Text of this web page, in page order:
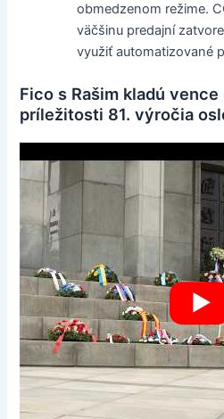
obmedzenom režime.
väčšinu predajní
využiť automatizované
Fico s Rašim kladú
príležitosti 81. výročia